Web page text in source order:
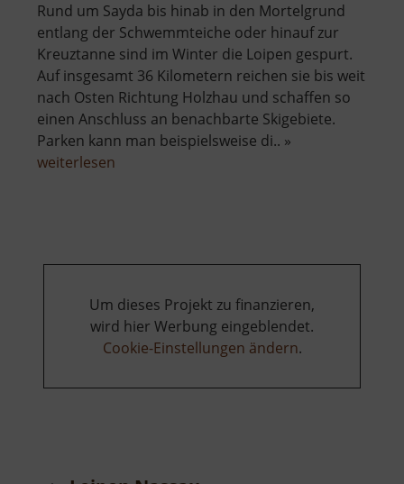
Rund um Sayda bis hinab in den Mortelgrund
entlang der Schwemmteiche oder hinauf zur
Kreuztanne sind im Winter die Loipen gespurt.
Auf insgesamt 36 Kilometern reichen sie bis weit
nach Osten Richtung Holzhau und schaffen so
einen Anschluss an benachbarte Skigebiete.
Parken kann man beispielsweise di.. »
weiterlesen
Um dieses Projekt zu finanzieren,
wird hier Werbung eingeblendet.
Cookie-Einstellungen ändern.